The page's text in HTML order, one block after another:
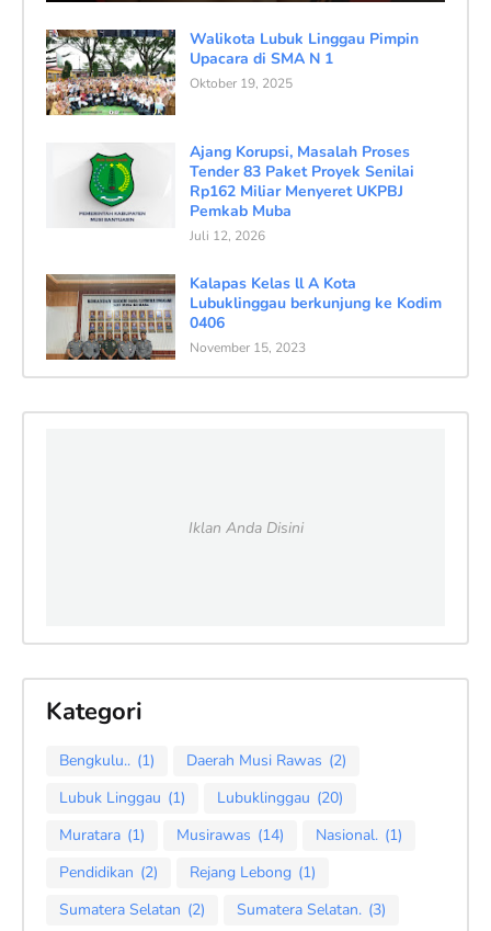
Walikota Lubuk Linggau Pimpin
Upacara di SMA N 1
Oktober 19, 2025
Ajang Korupsi, Masalah Proses
Tender 83 Paket Proyek Senilai
Rp162 Miliar Menyeret UKPBJ
Pemkab Muba
Juli 12, 2026
Kalapas Kelas ll A Kota
Lubuklinggau berkunjung ke Kodim
0406
November 15, 2023
Iklan Anda Disini
Kategori
Bengkulu.. (1) Daerah Musi Rawas (2)
Lubuk Linggau (1) Lubuklinggau (20)
Muratara (1) Musirawas (14) Nasional. (1)
Pendidikan (2) Rejang Lebong (1)
Sumatera Selatan (2) Sumatera Selatan. (3)